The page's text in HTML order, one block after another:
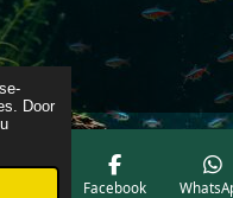
Door
Facebook